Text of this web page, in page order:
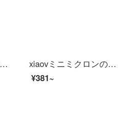
xiaovミニオンラインオンラインオンラインショッピングモール【V 380款】+64 Gメモアカードド
xiaovミニミクロンの家インテリーと連動したHDアウドゥア雲台防衛犯カメラ家2 k赤外線夜間テレビワイアレンテートネット32 Gメモカド（美しい記憶再現）
¥381~